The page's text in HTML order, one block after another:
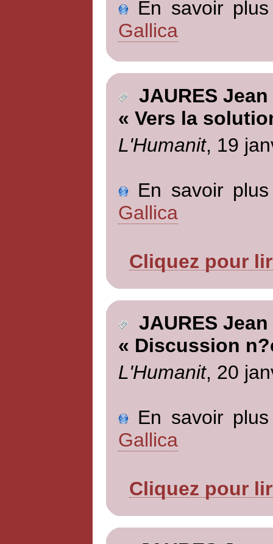
En savoir
Gallica
JAURES Jean
« Vers la
L'Humanit, 19
En savoir
Gallica
Cliquez pour
JAURES Jean
« Discussion
L'Humanit, 20
En savoir
Gallica
Cliquez pour